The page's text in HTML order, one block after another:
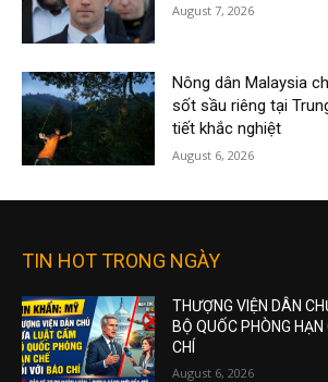
August 7, 2026
Nông dân Malaysia
sốt sầu riêng tại
tiết khắc nghiệt
August 6, 2026
TIN HOT TRONG NGÀY
THƯỢNG VIỆN DÂN
BỘ QUỐC PHÒNG
CHÍ
August 6, 2026